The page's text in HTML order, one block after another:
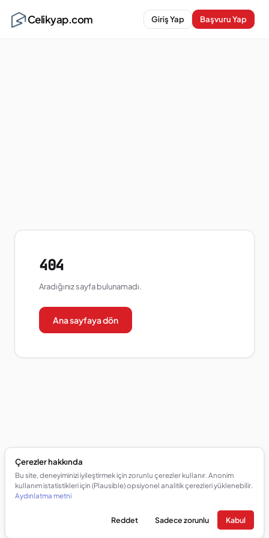
Celikyap.com Giriş Yap Başvuru Yap
404
Aradığınız sayfa bulunamadı.
Ana sayfaya dön
Çerezler hakkında
Bu site, deneyiminizi iyileştirmek için zorunlu çerezler kullanır. Anonim
kullanım istatistikleri için (Plausible) opsiyonel analitik çerezleri yüklenebilir.
Aydınlatma metni
Reddet Sadece zorunlu Kabul